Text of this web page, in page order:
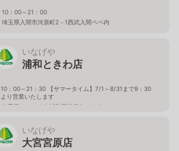
10：00～21：00
埼玉県入間市河原町2－1西武入間ペペ内
いなげや
浦和ときわ店
10：00～21：30 【サマータイム】7/1～8/31まで9：30
より営業いたします
埼玉県さいたま市浦和区常盤5－1－3
いなげや
大宮宮原店